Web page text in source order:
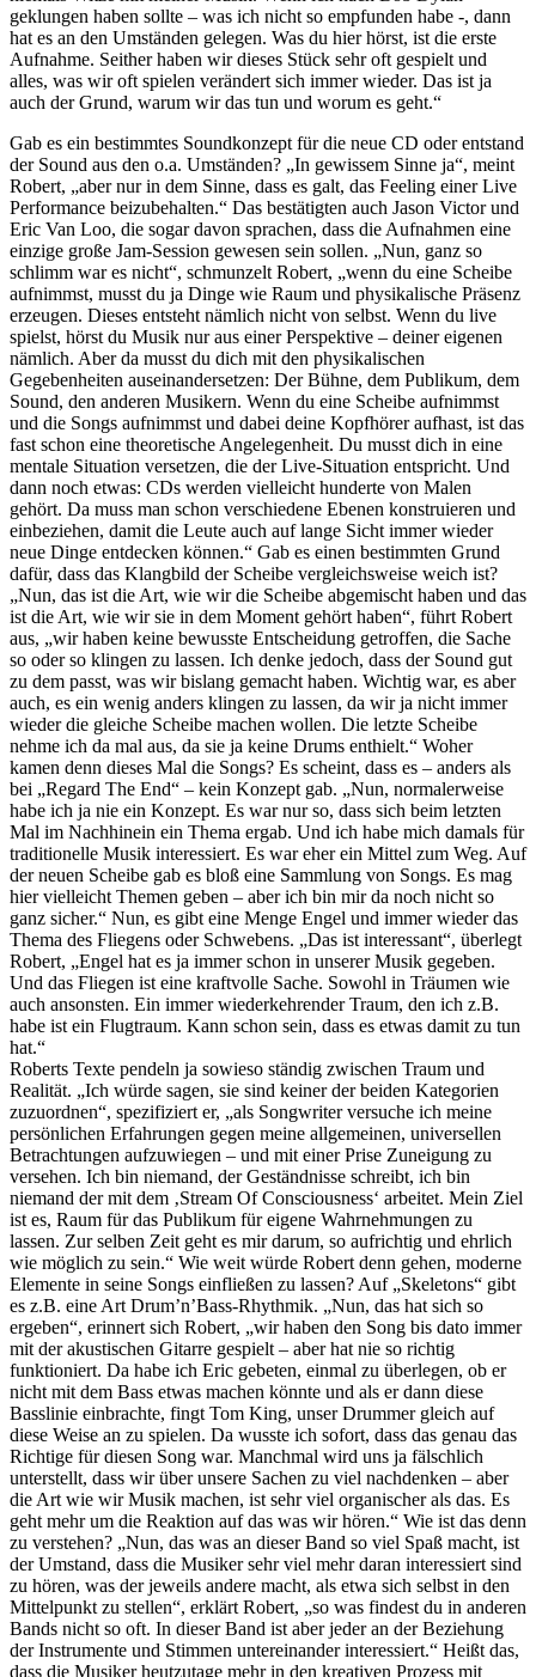
geklungen haben sollte – was ich nicht so empfunden habe -, dann
hat es an den Umständen gelegen. Was du hier hörst, ist die erste
Aufnahme. Seither haben wir dieses Stück sehr oft gespielt und
alles, was wir oft spielen verändert sich immer wieder. Das ist ja
auch der Grund, warum wir das tun und worum es geht.“
Gab es ein bestimmtes Soundkonzept für die neue CD oder entstand
der Sound aus den o.a. Umständen? „In gewissem Sinne ja“, meint
Robert, „aber nur in dem Sinne, dass es galt, das Feeling einer Live
Performance beizubehalten.“ Das bestätigten auch Jason Victor und
Eric Van Loo, die sogar davon sprachen, dass die Aufnahmen eine
einzige große Jam-Session gewesen sein sollen. „Nun, ganz so
schlimm war es nicht“, schmunzelt Robert, „wenn du eine Scheibe
aufnimmst, musst du ja Dinge wie Raum und physikalische Präsenz
erzeugen. Dieses entsteht nämlich nicht von selbst. Wenn du live
spielst, hörst du Musik nur aus einer Perspektive – deiner eigenen
nämlich. Aber da musst du dich mit den physikalischen
Gegebenheiten auseinandersetzen: Der Bühne, dem Publikum, dem
Sound, den anderen Musikern. Wenn du eine Scheibe aufnimmst
und die Songs aufnimmst und dabei deine Kopfhörer aufhast, ist das
fast schon eine theoretische Angelegenheit. Du musst dich in eine
mentale Situation versetzen, die der Live-Situation entspricht. Und
dann noch etwas: CDs werden vielleicht hunderte von Malen
gehört. Da muss man schon verschiedene Ebenen konstruieren und
einbeziehen, damit die Leute auch auf lange Sicht immer wieder
neue Dinge entdecken können.“ Gab es einen bestimmten Grund
dafür, dass das Klangbild der Scheibe vergleichsweise weich ist?
„Nun, das ist die Art, wie wir die Scheibe abgemischt haben und das
ist die Art, wie wir sie in dem Moment gehört haben“, führt Robert
aus, „wir haben keine bewusste Entscheidung getroffen, die Sache
so oder so klingen zu lassen. Ich denke jedoch, dass der Sound gut
zu dem passt, was wir bislang gemacht haben. Wichtig war, es aber
auch, es ein wenig anders klingen zu lassen, da wir ja nicht immer
wieder die gleiche Scheibe machen wollen. Die letzte Scheibe
nehme ich da mal aus, da sie ja keine Drums enthielt.“ Woher
kamen denn dieses Mal die Songs? Es scheint, dass es – anders als
bei „Regard The End“ – kein Konzept gab. „Nun, normalerweise
habe ich ja nie ein Konzept. Es war nur so, dass sich beim letzten
Mal im Nachhinein ein Thema ergab. Und ich habe mich damals für
traditionelle Musik interessiert. Es war eher ein Mittel zum Weg. Auf
der neuen Scheibe gab es bloß eine Sammlung von Songs. Es mag
hier vielleicht Themen geben – aber ich bin mir da noch nicht so
ganz sicher.“ Nun, es gibt eine Menge Engel und immer wieder das
Thema des Fliegens oder Schwebens. „Das ist interessant“, überlegt
Robert, „Engel hat es ja immer schon in unserer Musik gegeben.
Und das Fliegen ist eine kraftvolle Sache. Sowohl in Träumen wie
auch ansonsten. Ein immer wiederkehrender Traum, den ich z.B.
habe ist ein Flugtraum. Kann schon sein, dass es etwas damit zu tun
hat.“
Roberts Texte pendeln ja sowieso ständig zwischen Traum und
Realität. „Ich würde sagen, sie sind keiner der beiden Kategorien
zuzuordnen“, spezifiziert er, „als Songwriter versuche ich meine
persönlichen Erfahrungen gegen meine allgemeinen, universellen
Betrachtungen aufzuwiegen – und mit einer Prise Zuneigung zu
versehen. Ich bin niemand, der Geständnisse schreibt, ich bin
niemand der mit dem ‚Stream Of Consciousness‘ arbeitet. Mein Ziel
ist es, Raum für das Publikum für eigene Wahrnehmungen zu
lassen. Zur selben Zeit geht es mir darum, so aufrichtig und ehrlich
wie möglich zu sein.“ Wie weit würde Robert denn gehen, moderne
Elemente in seine Songs einfließen zu lassen? Auf „Skeletons“ gibt
es z.B. eine Art Drum’n’Bass-Rhythmik. „Nun, das hat sich so
ergeben“, erinnert sich Robert, „wir haben den Song bis dato immer
mit der akustischen Gitarre gespielt – aber hat nie so richtig
funktioniert. Da habe ich Eric gebeten, einmal zu überlegen, ob er
nicht mit dem Bass etwas machen könnte und als er dann diese
Basslinie einbrachte, fingt Tom King, unser Drummer gleich auf
diese Weise an zu spielen. Da wusste ich sofort, dass das genau das
Richtige für diesen Song war. Manchmal wird uns ja fälschlich
unterstellt, dass wir über unsere Sachen zu viel nachdenken – aber
die Art wie wir Musik machen, ist sehr viel organischer als das. Es
geht mehr um die Reaktion auf das was wir hören.“ Wie ist das denn
zu verstehen? „Nun, das was an dieser Band so viel Spaß macht, ist
der Umstand, dass die Musiker sehr viel mehr daran interessiert sind
zu hören, was der jeweils andere macht, als etwa sich selbst in den
Mittelpunkt zu stellen“, erklärt Robert, „so was findest du in anderen
Bands nicht so oft. In dieser Band ist aber jeder an der Beziehung
der Instrumente und Stimmen untereinander interessiert.“ Heißt das,
dass die Musiker heutzutage mehr in den kreativen Prozess mit